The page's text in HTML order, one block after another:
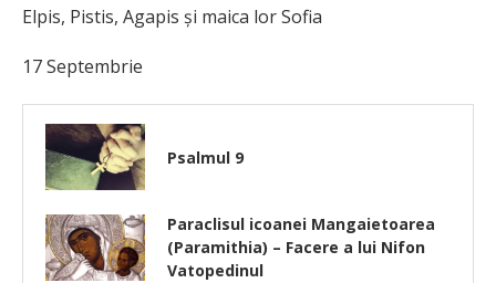
Elpis, Pistis, Agapis şi maica lor Sofia
17 Septembrie
Psalmul 9
Paraclisul icoanei Mangaietoarea
(Paramithia) – Facere a lui Nifon
Vatopedinul